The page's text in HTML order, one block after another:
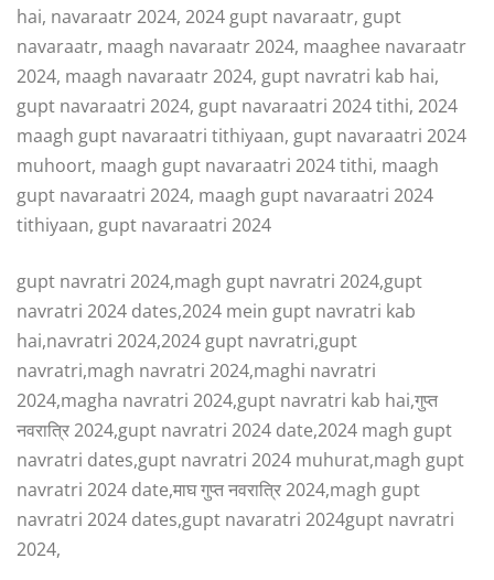
hai, navaraatr 2024, 2024 gupt navaraatr, gupt
navaraatr, maagh navaraatr 2024, maaghee navaraatr
2024, maagh navaraatr 2024, gupt navratri kab hai,
gupt navaraatri 2024, gupt navaraatri 2024 tithi, 2024
maagh gupt navaraatri tithiyaan, gupt navaraatri 2024
muhoort, maagh gupt navaraatri 2024 tithi, maagh
gupt navaraatri 2024, maagh gupt navaraatri 2024
tithiyaan, gupt navaraatri 2024
gupt navratri 2024,magh gupt navratri 2024,gupt
navratri 2024 dates,2024 mein gupt navratri kab
hai,navratri 2024,2024 gupt navratri,gupt
navratri,magh navratri 2024,maghi navratri
2024,magha navratri 2024,gupt navratri kab hai,गुप्त
नवरात्रि 2024,gupt navratri 2024 date,2024 magh gupt
navratri dates,gupt navratri 2024 muhurat,magh gupt
navratri 2024 date,माघ गुप्त नवरात्रि 2024,magh gupt
navratri 2024 dates,gupt navaratri 2024gupt navratri
2024,